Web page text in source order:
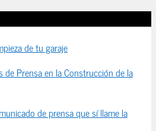
de tu garaje
de Prensa en la Construcción de la
de prensa que sí llame la